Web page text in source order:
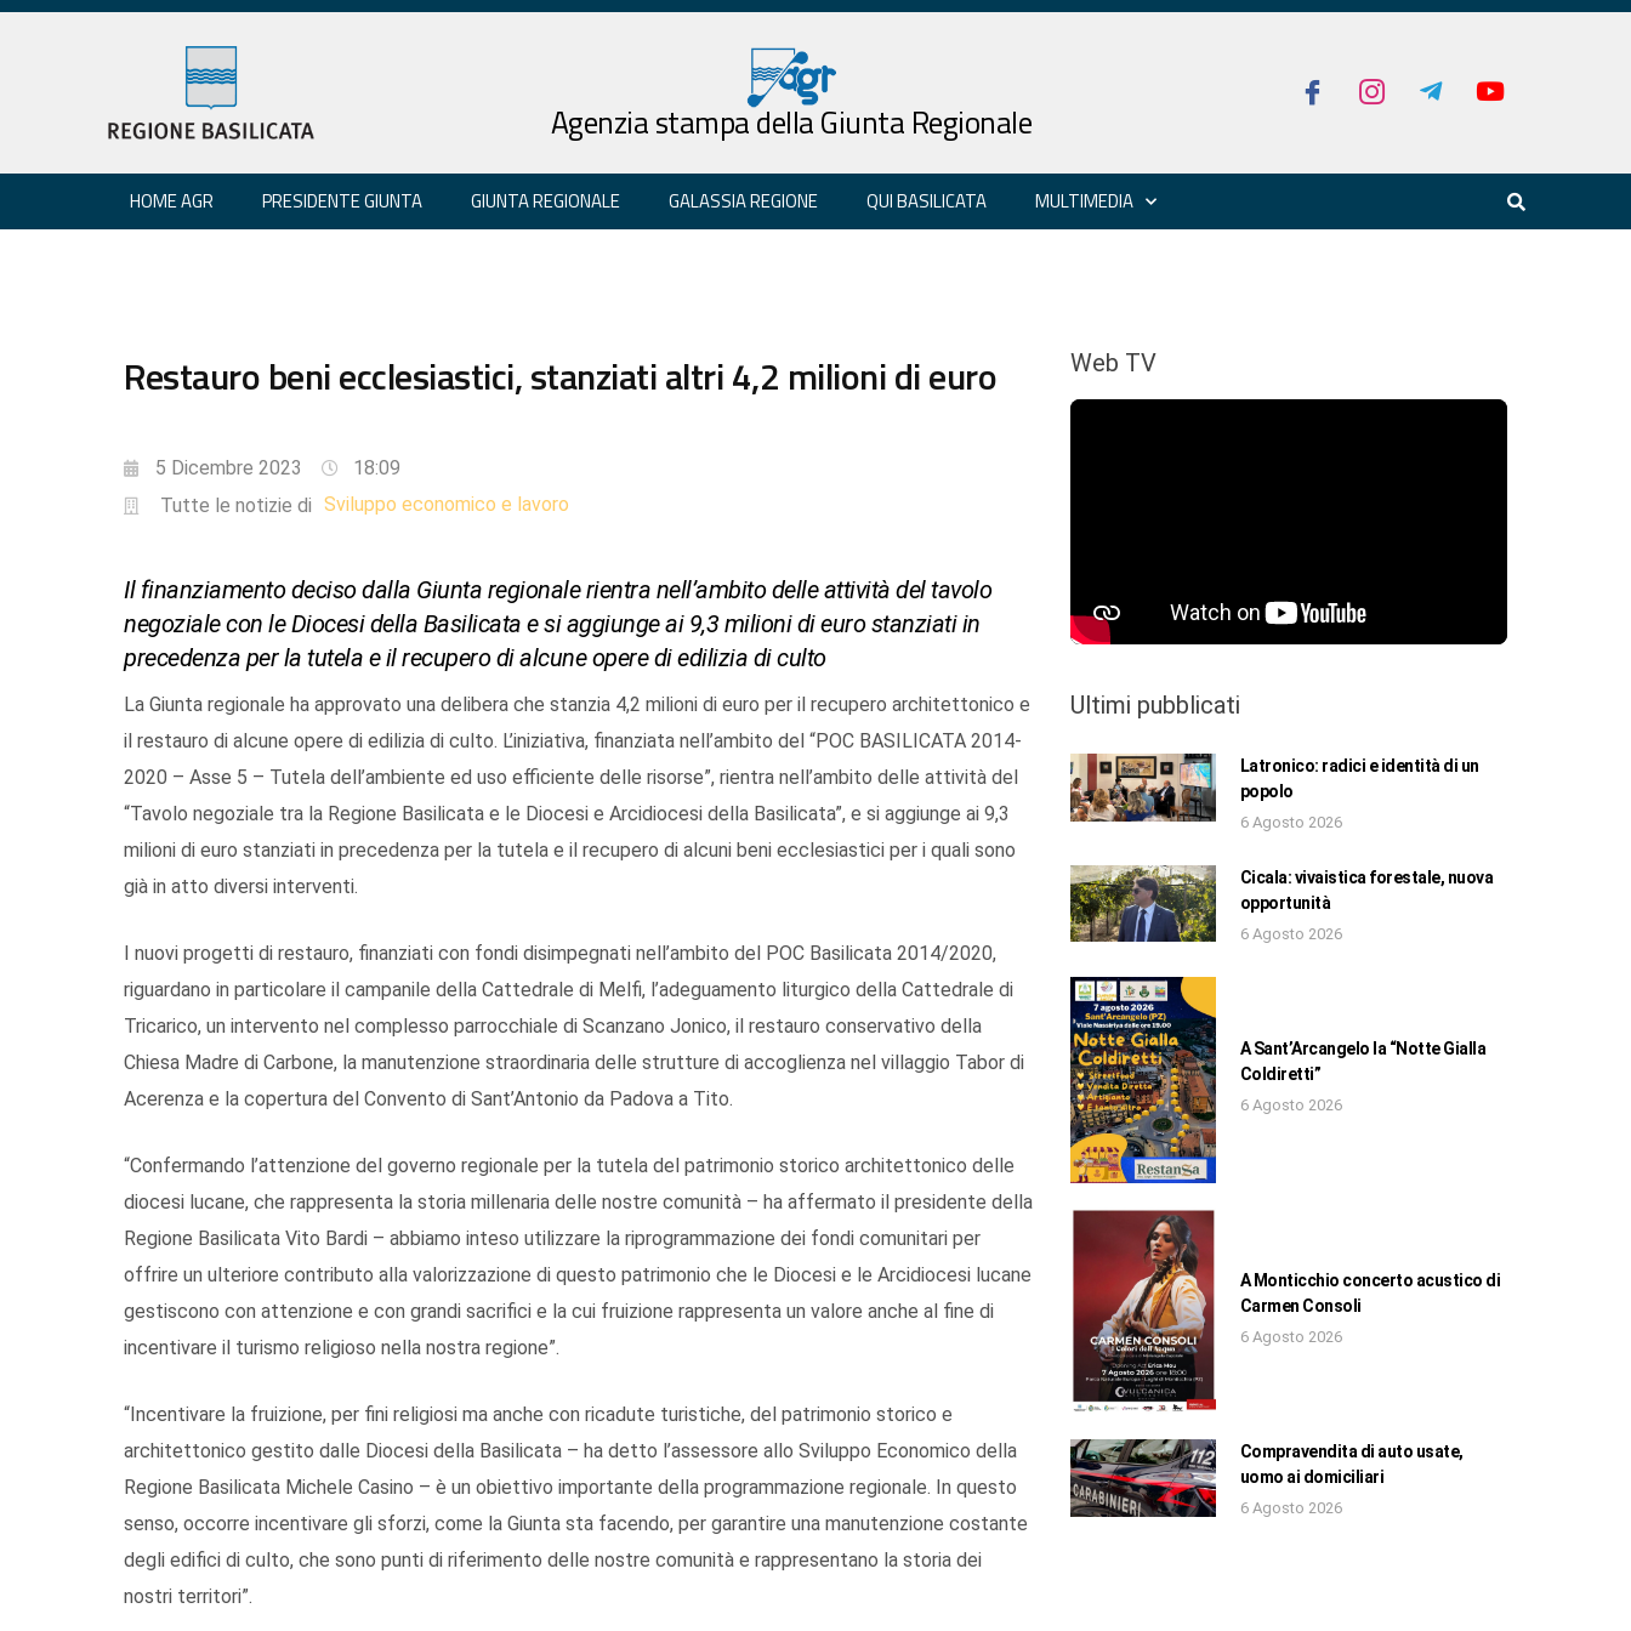
Agenzia stampa della Giunta Regionale
HOME AGR PRESIDENTE GIUNTA GIUNTA REGIONALE GALASSIA REGIONE QUI BASILICATA MULTIMEDIA
Restauro beni ecclesiastici, stanziati altri 4,2 milioni di euro
5 Dicembre 2023
18:09
Tutte le notizie di Sviluppo economico e lavoro
Il finanziamento deciso dalla Giunta regionale rientra nell’ambito delle attività del tavolo
negoziale con le Diocesi della Basilicata e si aggiunge ai 9,3 milioni di euro stanziati in
precedenza per la tutela e il recupero di alcune opere di edilizia di culto
La Giunta regionale ha approvato una delibera che stanzia 4,2 milioni di euro per il recupero architettonico e
il restauro di alcune opere di edilizia di culto. L’iniziativa, finanziata nell’ambito del “POC BASILICATA 2014-
2020 – Asse 5 – Tutela dell’ambiente ed uso efficiente delle risorse”, rientra nell’ambito delle attività del
“Tavolo negoziale tra la Regione Basilicata e le Diocesi e Arcidiocesi della Basilicata”, e si aggiunge ai 9,3
milioni di euro stanziati in precedenza per la tutela e il recupero di alcuni beni ecclesiastici per i quali sono
già in atto diversi interventi.
I nuovi progetti di restauro, finanziati con fondi disimpegnati nell’ambito del POC Basilicata 2014/2020,
riguardano in particolare il campanile della Cattedrale di Melfi, l’adeguamento liturgico della Cattedrale di
Tricarico, un intervento nel complesso parrocchiale di Scanzano Jonico, il restauro conservativo della
Chiesa Madre di Carbone, la manutenzione straordinaria delle strutture di accoglienza nel villaggio Tabor di
Acerenza e la copertura del Convento di Sant’Antonio da Padova a Tito.
“Confermando l’attenzione del governo regionale per la tutela del patrimonio storico architettonico delle
diocesi lucane, che rappresenta la storia millenaria delle nostre comunità – ha affermato il presidente della
Regione Basilicata Vito Bardi – abbiamo inteso utilizzare la riprogrammazione dei fondi comunitari per
offrire un ulteriore contributo alla valorizzazione di questo patrimonio che le Diocesi e le Arcidiocesi lucane
gestiscono con attenzione e con grandi sacrifici e la cui fruizione rappresenta un valore anche al fine di
incentivare il turismo religioso nella nostra regione”.
“Incentivare la fruizione, per fini religiosi ma anche con ricadute turistiche, del patrimonio storico e
architettonico gestito dalle Diocesi della Basilicata – ha detto l’assessore allo Sviluppo Economico della
Regione Basilicata Michele Casino – è un obiettivo importante della programmazione regionale. In questo
senso, occorre incentivare gli sforzi, come la Giunta sta facendo, per garantire una manutenzione costante
degli edifici di culto, che sono punti di riferimento delle nostre comunità e rappresentano la storia dei
nostri territori”.
Web TV
Ultimi pubblicati
Latronico: radici e identità di un
popolo
6 Agosto 2026
Cicala: vivaistica forestale, nuova
opportunità
6 Agosto 2026
A Sant’Arcangelo la “Notte Gialla
Coldiretti”
6 Agosto 2026
A Monticchio concerto acustico di
Carmen Consoli
6 Agosto 2026
Compravendita di auto usate,
uomo ai domiciliari
6 Agosto 2026